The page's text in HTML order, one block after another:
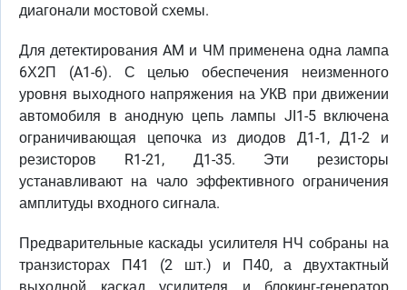
диагонали мостовой схемы.
Для детектирования AM и ЧМ применена одна лампа
6Х2П (A1-6). С целью обеспечения неизменного
уровня выходного напряжения на УКВ при движении
автомобиля в анодную цепь лампы JI1-5 включена
ограничивающая цепочка из диодов Д1-1, Д1-2 и
резисторов R1-21, Д1-35. Эти резисторы
устанавливают на чало эффективного ограничения
амплитуды входного сигнала.
Предварительные каскады усилителя НЧ собраны на
транзисторах П41 (2 шт.) и П40, а двухтактный
выходной каскад усилителя и блокинг-генератор